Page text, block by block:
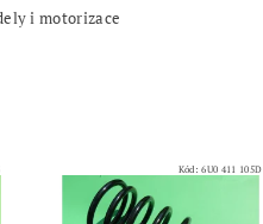
i motorizace
Kód:6U0 411 105D